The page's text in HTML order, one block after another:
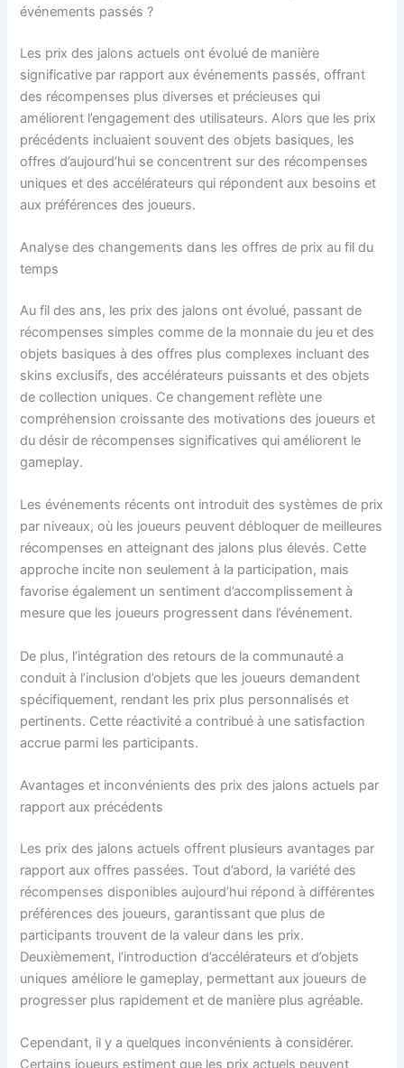
événements passés ?
Les prix des jalons actuels ont évolué de manière
significative par rapport aux événements passés, offrant
des récompenses plus diverses et précieuses qui
améliorent l’engagement des utilisateurs. Alors que les prix
précédents incluaient souvent des objets basiques, les
offres d’aujourd’hui se concentrent sur des récompenses
uniques et des accélérateurs qui répondent aux besoins et
aux préférences des joueurs.
Analyse des changements dans les offres de prix au fil du
temps
Au fil des ans, les prix des jalons ont évolué, passant de
récompenses simples comme de la monnaie du jeu et des
objets basiques à des offres plus complexes incluant des
skins exclusifs, des accélérateurs puissants et des objets
de collection uniques. Ce changement reflète une
compréhension croissante des motivations des joueurs et
du désir de récompenses significatives qui améliorent le
gameplay.
Les événements récents ont introduit des systèmes de prix
par niveaux, où les joueurs peuvent débloquer de meilleures
récompenses en atteignant des jalons plus élevés. Cette
approche incite non seulement à la participation, mais
favorise également un sentiment d’accomplissement à
mesure que les joueurs progressent dans l’événement.
De plus, l’intégration des retours de la communauté a
conduit à l’inclusion d’objets que les joueurs demandent
spécifiquement, rendant les prix plus personnalisés et
pertinents. Cette réactivité a contribué à une satisfaction
accrue parmi les participants.
Avantages et inconvénients des prix des jalons actuels par
rapport aux précédents
Les prix des jalons actuels offrent plusieurs avantages par
rapport aux offres passées. Tout d’abord, la variété des
récompenses disponibles aujourd’hui répond à différentes
préférences des joueurs, garantissant que plus de
participants trouvent de la valeur dans les prix.
Deuxièmement, l’introduction d’accélérateurs et d’objets
uniques améliore le gameplay, permettant aux joueurs de
progresser plus rapidement et de manière plus agréable.
Cependant, il y a quelques inconvénients à considérer.
Certains joueurs estiment que les prix actuels peuvent